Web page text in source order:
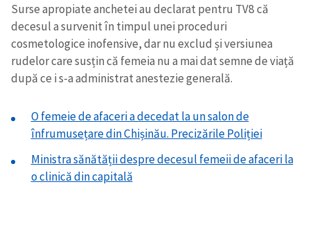
Surse apropiate anchetei au declarat pentru TV8 că
decesul a survenit în timpul unei proceduri
cosmetologice inofensive, dar nu exclud și versiunea
rudelor care susțin că femeia nu a mai dat semne de viață
după ce i s-a administrat anestezie generală.
O femeie de afaceri a decedat la un salon de
înfrumusețare din Chișinău. Precizările Poliției
Ministra sănătății despre decesul femeii de afaceri la
o clinică din capitală